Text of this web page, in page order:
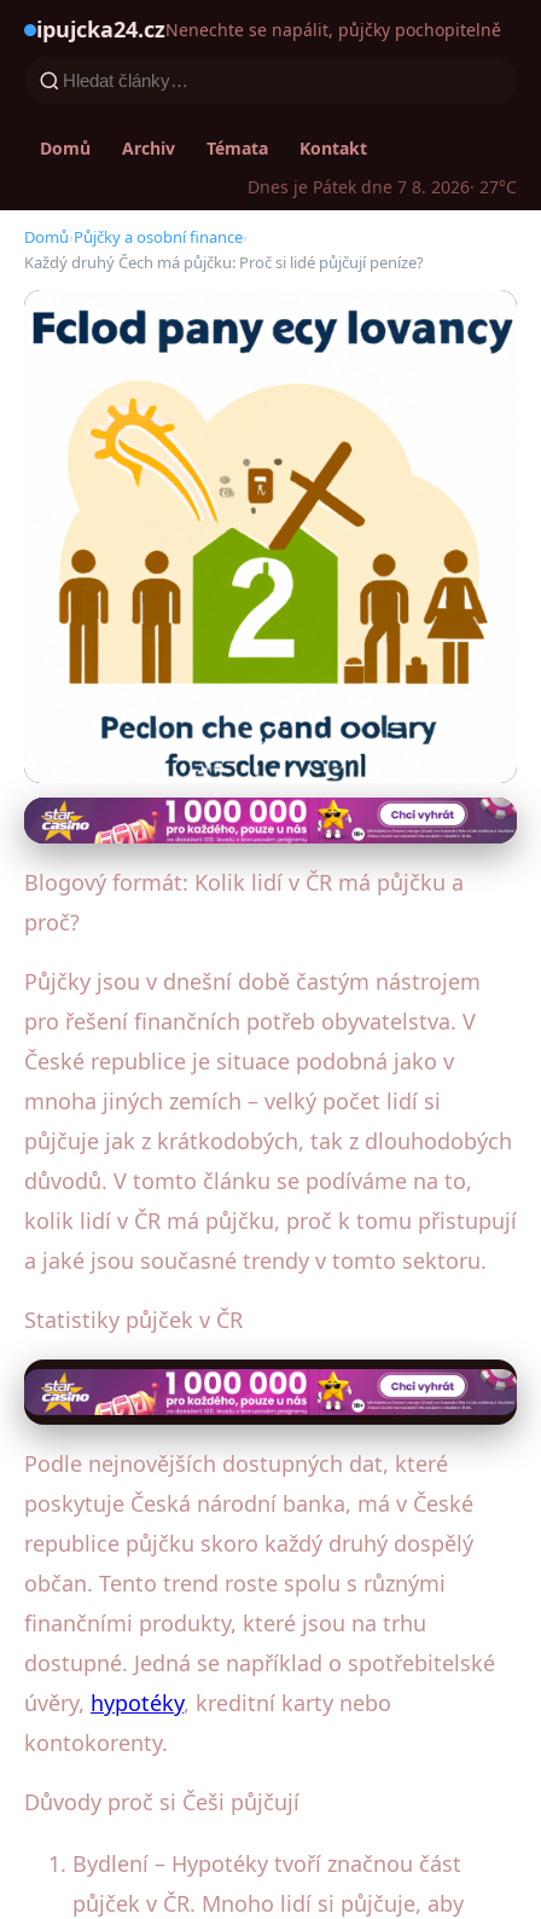
ipujcka24.czNenechte se napálit, půjčky pochopitelně
Domů Archiv Témata
Kontakt
Dnes je Pátek dne 7 8. 2026· 27°C
Domů›Půjčky a osobní finance›
Každý druhý Čech má půjčku: Proč si lidé půjčují peníze?
Půjčky a osobní finance
Každý druhý Čech má půjčku:
Proč si lidé půjčují peníze?
24. 5. 2025· 4 min čtení · Autor: Radka Kolářová
Blogový formát: Kolik lidí v ČR má půjčku a
proč?
Půjčky jsou v dnešní době častým nástrojem
pro řešení finančních potřeb obyvatelstva. V
České republice je situace podobná jako v
mnoha jiných zemích – velký počet lidí si
půjčuje jak z krátkodobých, tak z dlouhodobých
důvodů. V tomto článku se podíváme na to,
kolik lidí v ČR má půjčku, proč k tomu přistupují
a jaké jsou současné trendy v tomto sektoru.
Statistiky půjček v ČR
Podle nejnovějších dostupných dat, které
poskytuje Česká národní banka, má v České
republice půjčku skoro každý druhý dospělý
občan. Tento trend roste spolu s různými
finančními produkty, které jsou na trhu
dostupné. Jedná se například o spotřebitelské
úvěry, hypotéky, kreditní karty nebo
kontokorenty.
Důvody proč si Češi půjčují
Bydlení – Hypotéky tvoří značnou část
půjček v ČR. Mnoho lidí si půjčuje, aby